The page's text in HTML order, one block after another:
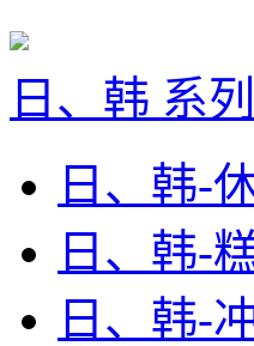
日、韩 系列
日、韩-
日、韩-
日、韩-